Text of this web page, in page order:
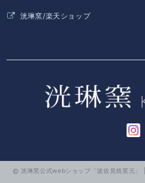
洸琳窯/楽天ショップ
洸琳窯公式webショップ「波佐見焼窯元」 |